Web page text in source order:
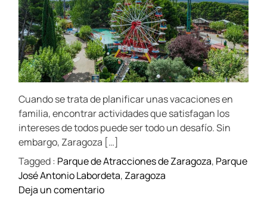
r
e
s
d
e
Z
a
r
a
g
o
z
a
á
n
t
i
c
a
e
n
Z
a
r
a
g
o
r
m
a
t
e
d
r
e
a
d
i
m
e
Cuando se trata de planificar unas vacaciones en
familia, encontrar actividades que satisfagan los
intereses de todos puede ser todo un desafío. Sin
embargo, Zaragoza […]
Tagged : Parque de Atracciones de Zaragoza, Parque
José Antonio Labordeta, Zaragoza
Deja un comentarioo